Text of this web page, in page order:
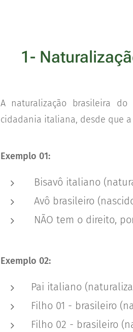
1-
A naturalização brasileira
cidadania italiana, desde que
Exemplo 01:
Bisavô italiano
Avô brasileiro
NÃO tem o direito,
Exemplo 02:
Pai italiano
Filho 01 - brasileiro
Filho 02 - brasileiro